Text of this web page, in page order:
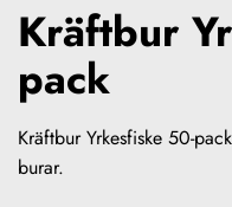
Kräftbur
pack
Kräftbur Yrkesfiske 50-
burar.